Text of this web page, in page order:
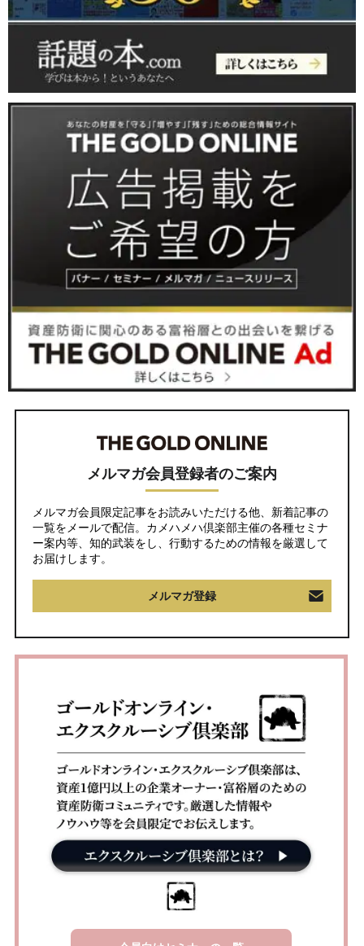
メルマガ会員登録者のご案内
メルマガ会員限定記事をお読みいただける他、新着記事の
一覧をメールで配信。カメハメハ倶楽部主催の各種セミナ
ー案内等、知的武装をし、行動するための情報を厳選して
お届けします。
メルマガ登録